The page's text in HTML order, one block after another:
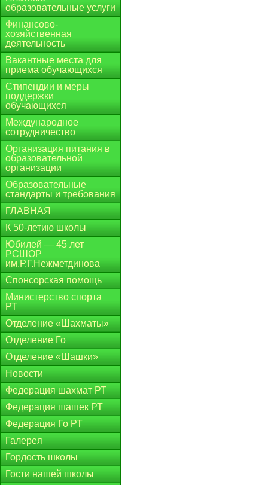
образовательные услуги
Финансово-
хозяйственная
деятельность
Вакантные места для
приема обучающихся
Стипендии и меры
поддержки
обучающихся
Международное
сотрудничество
Организация питания в
образовательной
организации
Образовательные
стандарты и требования
ГЛАВНАЯ
К 50-летию школы
Юбилей — 45 лет
РСШОР
им.Р.Г.Нежметдинова
Спонсорская помощь
Министерство спорта
РТ
Отделение «Шахматы»
Отделение Го
Отделение «Шашки»
Новости
Федерация шахмат РТ
Федерация шашек РТ
Федерация Го РТ
Галерея
Гордость школы
Гости нашей школы